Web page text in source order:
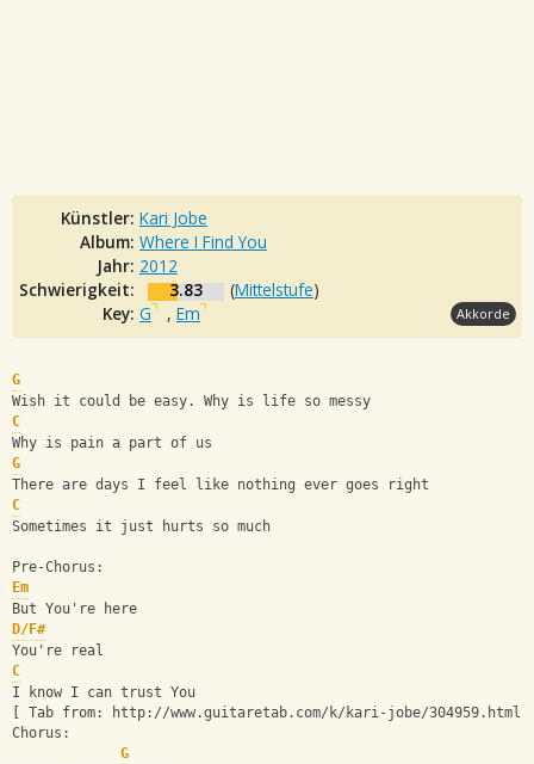
Künstler: Kari Jobe
Album: Where I Find You
Jahr: 2012
Schwierigkeit:
3.83 (Mittelstufe)
Key: G , Em Akkorde
G
Wish it could be easy. Why is life so messy
C
Why is pain a part of us
G
There are days I feel like nothing ever goes right
C
Sometimes it just hurts so much
Pre-Chorus:
Em
But You're here
D/F#
You're real
C
I know I can trust You
[ Tab from: http://www.guitaretab.com/k/kari-jobe/304959.html
Chorus:
G